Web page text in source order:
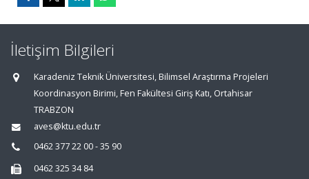
İletişim Bilgileri
Karadeniz Teknik Üniversitesi, Bilimsel Araştırma Projeleri
Koordinasyon Birimi, Fen Fakültesi Giriş Katı, Ortahisar
TRABZON
aves@ktu.edu.tr
0462 377 22 00 - 35 90
0462 325 34 84